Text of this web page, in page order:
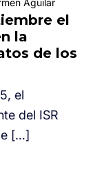
Aguilar
el
la
de los
el
del ISR
[…]